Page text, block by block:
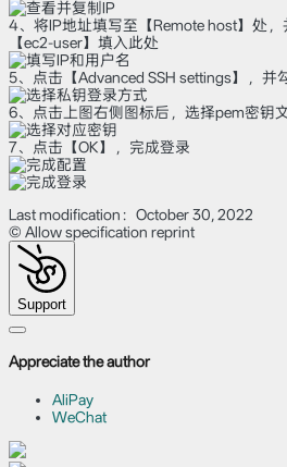
4、将IP地址填写至【Remote host】处
【ec2-user】填入此处
5、点击【Advanced SSH settings】，并
6、点击上图右侧图标后，选择pem密钥
7、点击【OK】，完成登录
Last modification：October 30, 2022
© Allow specification reprint
Support
Appreciate the author
AliPay
WeChat